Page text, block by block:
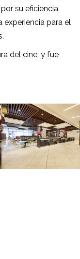
su eficiencia
experiencia para el
del cine, y fue